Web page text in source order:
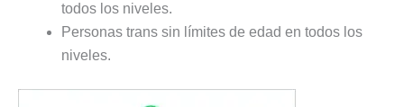
todos los niveles.
Personas trans sin límites de edad en todos los
niveles.